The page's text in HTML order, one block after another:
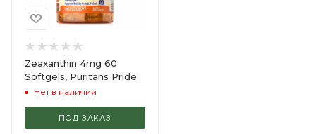
Zeaxanthin 4mg 60
Softgels, Puritans Pride
Нет в наличии
ПОД ЗАКАЗ